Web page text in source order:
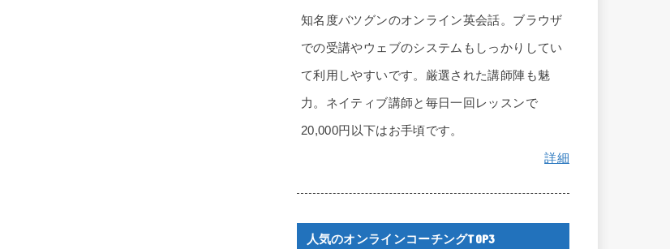
知名度バツグンのオンライン英会話。ブラウザ
での受講やウェブのシステムもしっかりしてい
て利用しやすいです。厳選された講師陣も魅
力。ネイティブ講師と毎日一回レッスンで
20,000円以下はお手頃です。
詳細
人気のオンラインコーチングTOP3